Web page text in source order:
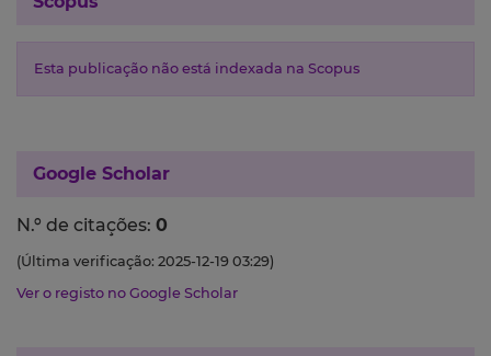
Esta publicação não está indexada na Scopus
Google Scholar
N.º de citações: 0
(Última verificação: 2025-12-19 03:29)
Ver o registo no Google Scholar